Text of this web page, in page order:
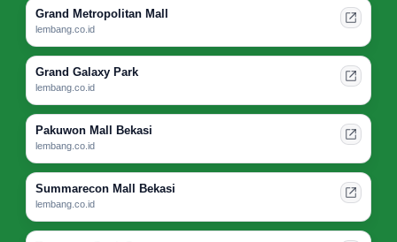
Grand Metropolitan Mall
lembang.co.id
Grand Galaxy Park
lembang.co.id
Pakuwon Mall Bekasi
lembang.co.id
Summarecon Mall Bekasi
lembang.co.id